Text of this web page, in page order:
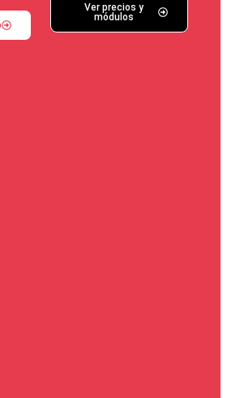
Ver precios y
módulos